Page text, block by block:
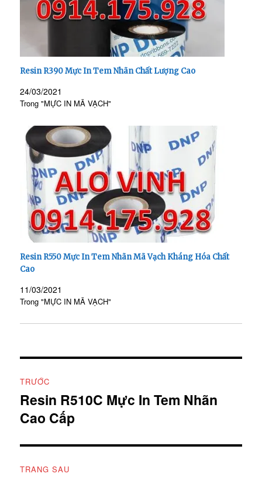
Resin R390 Mực In Tem Nhãn Chất Lượng Cao
24/03/2021
Trong "MỰC IN MÃ VẠCH"
Resin R550 Mực In Tem Nhãn Mã Vạch Kháng Hóa Chất
Cao
11/03/2021
Trong "MỰC IN MÃ VẠCH"
hướng
bài
viết
TRƯỚC
Bài
viết
Resin R510C Mực In Tem Nhãn
Cao Cấp
TRANG SAU